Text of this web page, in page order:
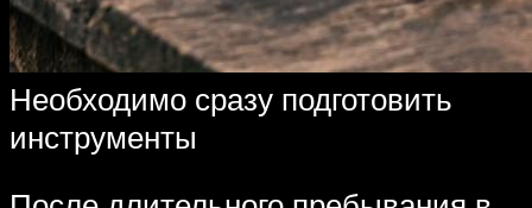
Необходимо сразу подготовить
инструменты